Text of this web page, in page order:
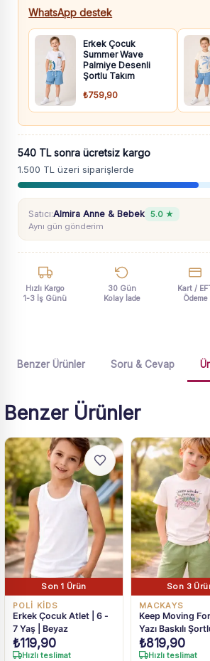
WhatsApp destek
Erkek Çocuk
Summer Wave
Palmiye Desenli
Şortlu Takım
₺759,90
540 TL sonra ücretsiz kargo
1.500 TL üzeri siparişlerde
Satıcı:Almira Anne & Bebek 5.0 ★
Aynı gün gönderim
Hızlı Kargo
1-3 İş Günü
30 Gün
Kolay İade
Kart /
Ödeme
Benzer Ürünler Soru & Cevap
Benzer Ürünler
Son 1 Ürün
POLİ KİDS
Erkek Çocuk Atlet | 6 -
7 Yaş | Beyaz
₺119,90
Hızlı teslimat
Son 3
MACKAYS
Keep Moving
Yazı Baskılı Şortlu Erkek
Çocuk Takım
₺819,90
Hızlı teslimat